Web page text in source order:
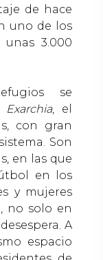
de hace
uno de los
3.000
se
Exarchia, el
con gran
Son
en las que
en los
y mujeres
no solo en
A
espacio